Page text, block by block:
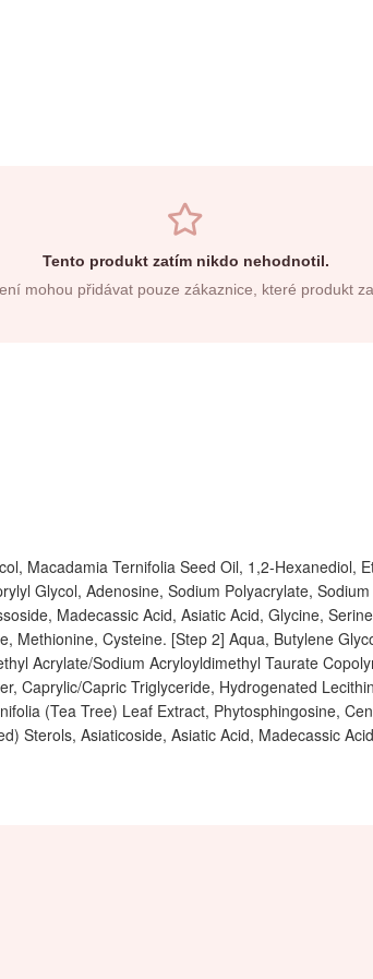
Tento produkt zatím nikdo nehodnotil.
mohou přidávat pouze zákaznice, které produkt
Macadamia Ternifolia Seed Oil, 1,2-Hexanediol,
Glycol, Adenosine, Sodium Polyacrylate,
Madecassic Acid, Asiatic Acid, Glycine,
Methionine, Cysteine. [Step 2] Aqua, Butylene
Acrylate/Sodium Acryloyldimethyl Taurate
Caprylic/Capric Triglyceride, Hydrogenated
(Tea Tree) Leaf Extract, Phytosphingosine,
Sterols, Asiaticoside, Asiatic Acid, Madecassic